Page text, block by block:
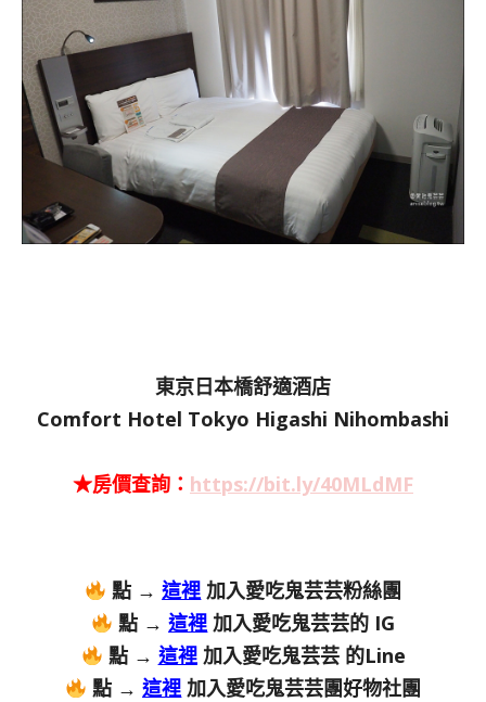
東京日本橋舒適酒店
Comfort Hotel Tokyo Higashi Nihombashi
★房價查詢： https://bit.ly/40MLdMF
點 → 這裡 加入愛吃鬼芸芸粉絲團
點 →這裡 加入愛吃鬼芸芸的 IG
點 → 這裡加入愛吃鬼芸芸 的Line
點 → 這裡 加入愛吃鬼芸芸團好物社團